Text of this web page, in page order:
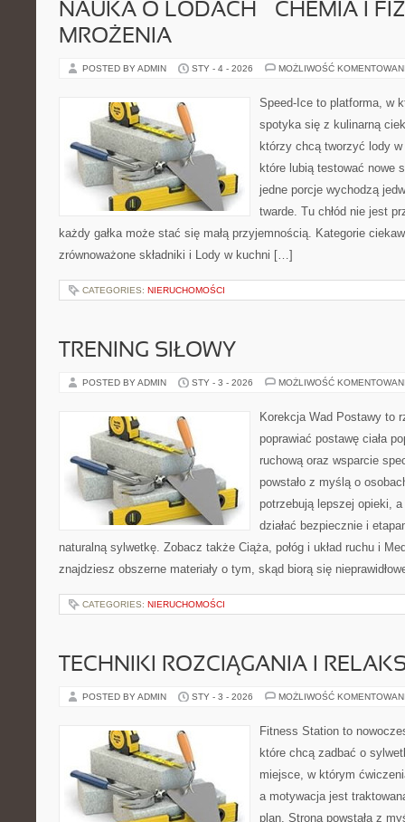
NAUKA O LODACH – CHEMIA I
MROŻENIA
POSTED BY ADMIN STY - 4 - 2026 MOŻLIWOŚĆ
Speed-Ice to platforma, w
spotyka się z kulinarną
którzy chcą tworzyć lody
które lubią testować nowe
jedne porcje wychodzą
twarde. Tu chłód nie jest
każdy gałka może stać się małą przyjemnością. Kategorie
zrównoważone składniki i Lody w kuchni […]
CATEGORIES: NIERUCHOMOŚCI
TRENING SIŁOWY
POSTED BY ADMIN STY - 3 - 2026 MOŻLIWOŚĆ
Korekcja Wad Postawy to
poprawiać postawę ciała
ruchową oraz wsparcie
powstało z myślą o
potrzebują lepszej opieki,
działać bezpiecznie i
naturalną sylwetkę. Zobacz także Ciąża, połóg i układ ruchu i
znajdziesz obszerne materiały o tym, skąd biorą się
CATEGORIES: NIERUCHOMOŚCI
TECHNIKI ROZCIĄGANIA I
POSTED BY ADMIN STY - 3 - 2026 MOŻLIWOŚĆ
Fitness Station to
które chcą zadbać o
miejsce, w którym
a motywacja jest
plan. Strona powstała z